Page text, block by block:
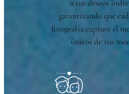
a tus deseos
garantizando que
fotografía capture el
únicos de tus